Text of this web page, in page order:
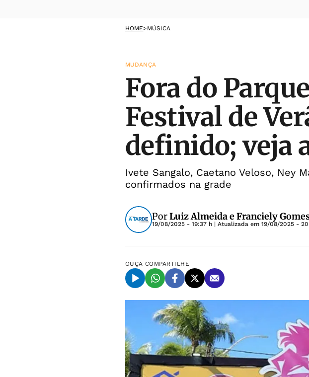
HOME>MÚSICA
MUDANÇA
Fora do
Festival de
definido; veja
Ivete Sangalo, Caetano Veloso, Ney
confirmados na grade
PorLuiz Almeida e Franciely
19/08/2025 - 19:37 h | Atualizada em 19/08/2025 -
OUÇA COMPARTILHE